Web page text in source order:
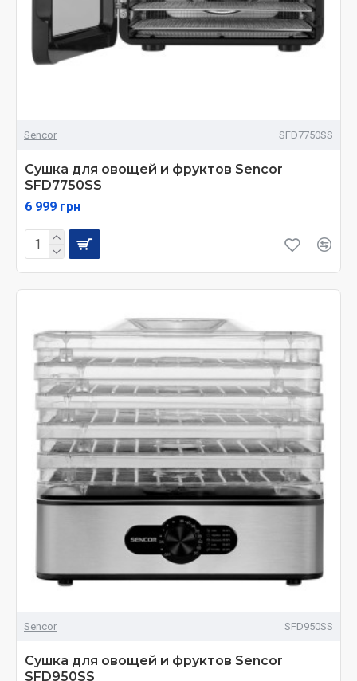
Sencor SFD7750SS
Сушка для овощей и фруктов Sencor
SFD7750SS
6 999 грн
Sencor SFD950SS
Сушка для овощей и фруктов Sencor
SFD950SS